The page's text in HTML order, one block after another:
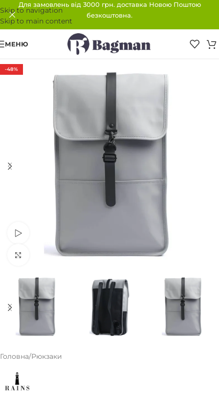
Skip to navigation
Skip to main content
Для замовлень від 3000 грн. доставка Новою Поштою
безкоштовна.
МЕНЮ
-48%
Переглянути
Клацніть, щоб збільшити
Головна/Рюкзаки